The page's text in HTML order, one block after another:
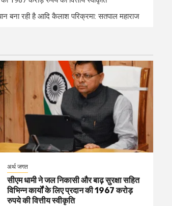
बना रही है आदि कैलाश परिक्रमा: सतपाल महाराज
अर्थ जगत
सीएम धामी ने जल निकासी और बाढ़ सुरक्षा सहित
विभिन्न कार्यों के लिए प्रदान की 1967 करोड़
रुपये की वित्तीय स्वीकृति